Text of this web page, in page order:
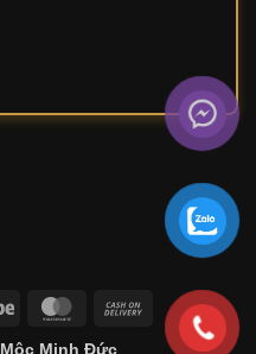
Stripe MasterCardCash
On
Mộc Minh Đức